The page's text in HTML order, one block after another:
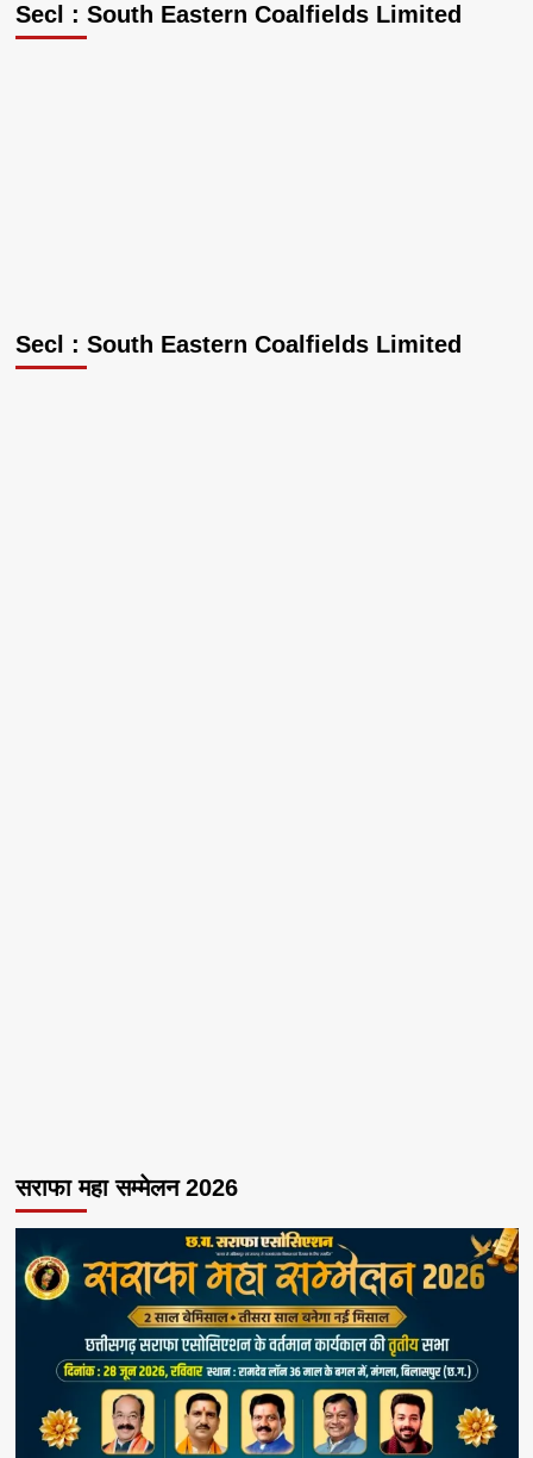
Secl : South Eastern Coalfields Limited
Secl : South Eastern Coalfields Limited
सराफा महा सम्मेलन 2026